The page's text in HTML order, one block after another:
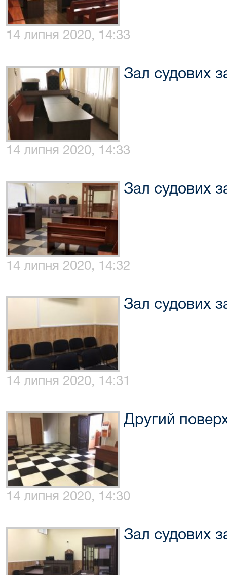
14 липня 2020, 14:33
Зал судових
14 липня 2020, 14:33
Зал судових
14 липня 2020, 14:32
Зал судових
14 липня 2020, 14:31
Другий
14 липня 2020, 14:30
Зал судових